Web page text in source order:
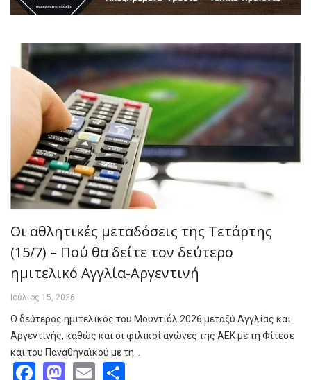
Οι αθλητικές μεταδόσεις της Τετάρτης
(15/7) – Πού θα δείτε τον δεύτερο
ημιτελικό Αγγλία-Αργεντινή
Ιούλιος 15, 2026
Ο δεύτερος ημιτελικός του Μουντιάλ 2026 μεταξύ Αγγλίας και
Αργεντινής, καθώς και οι φιλικοί αγώνες της ΑΕΚ με τη Φίτεσε
και του Παναθηναϊκού με τη…
Facebook
Mastodon
Email